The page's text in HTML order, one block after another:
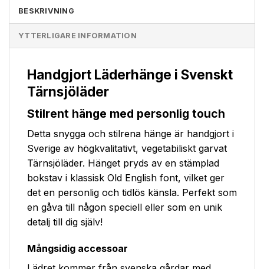
BESKRIVNING
YTTERLIGARE INFORMATION
Handgjort Läderhänge i Svenskt
Tärnsjöläder
Stilrent hänge med personlig touch
Detta snygga och stilrena hänge är handgjort i
Sverige av högkvalitativt, vegetabiliskt garvat
Tärnsjöläder. Hänget pryds av en stämplad
bokstav i klassisk Old English font, vilket ger
det en personlig och tidlös känsla. Perfekt som
en gåva till någon speciell eller som en unik
detalj till dig själv!
Mångsidig accessoar